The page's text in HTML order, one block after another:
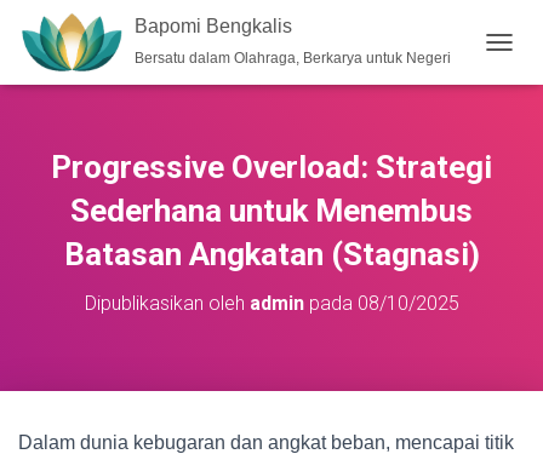
Bapomi Bengkalis
Bersatu dalam Olahraga, Berkarya untuk Negeri
O
Progressive Overload: Strategi
Sederhana untuk Menembus
Batasan Angkatan (Stagnasi)
Dipublikasikan oleh adminpada 08/10/2025
Dalam dunia kebugaran dan angkat beban, mencapai titik